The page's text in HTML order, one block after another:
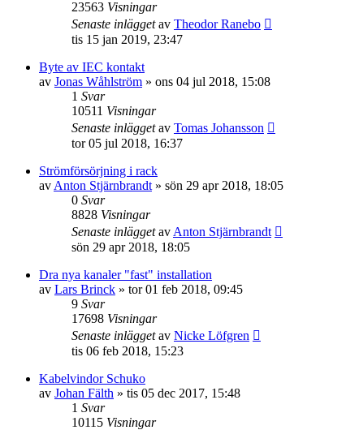
23563 Visningar
Senaste inläggetav Theodor Ranebo
tis 15 jan 2019, 23:47
Byte av IEC kontakt
av Jonas Wåhlström » ons 04 jul 2018, 15:08
1 Svar
10511 Visningar
Senaste inläggetav Tomas Johansson
tor 05 jul 2018, 16:37
Strömförsörjning i rack
av Anton Stjärnbrandt » sön 29 apr 2018, 18:05
0 Svar
8828 Visningar
Senaste inläggetav Anton Stjärnbrandt
sön 29 apr 2018, 18:05
Dra nya kanaler "fast" installation
av Lars Brinck » tor 01 feb 2018, 09:45
9 Svar
17698 Visningar
Senaste inläggetav Nicke Löfgren
tis 06 feb 2018, 15:23
Kabelvindor Schuko
av Johan Fälth » tis 05 dec 2017, 15:48
1 Svar
10115 Visningar